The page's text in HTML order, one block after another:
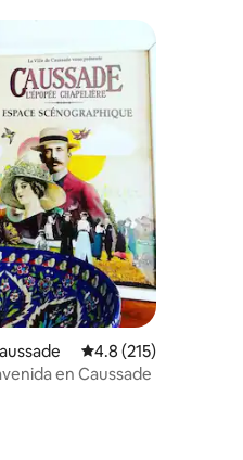
evaluaciones
Calificación
4.8 (215)
en Caussade